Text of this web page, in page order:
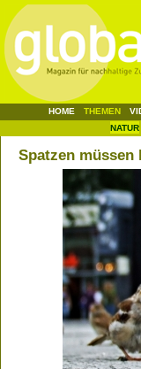
HOME
THEMEN
NATUR
Spatzen